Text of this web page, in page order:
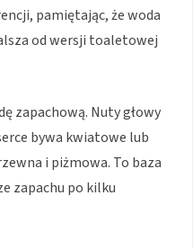
pamiętając, że woda
od wersji toaletowej
zapachową. Nuty głowy
bywa kwiatowe lub
i piżmowa. To baza
zapachu po kilku